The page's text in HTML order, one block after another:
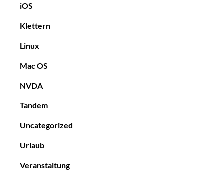
iOS
Klettern
Linux
Mac OS
NVDA
Tandem
Uncategorized
Urlaub
Veranstaltung